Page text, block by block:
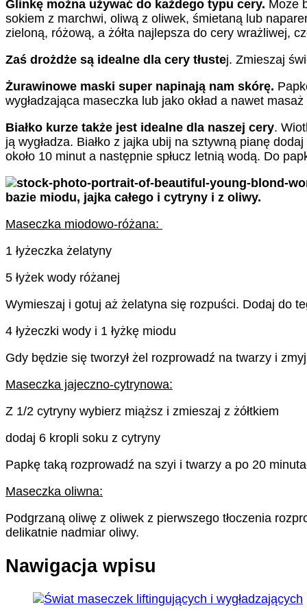
Glinkę można używać do każdego typu cery. Może
sokiem z marchwi, oliwą z oliwek, śmietaną lub
zieloną, różową, a żółta najlepsza do cery wrażliwej,
Zaś drożdże są idealne dla cery tłustej. Zmieszaj
Żurawinowe maski super napinają nam skórę.
wygładzająca maseczka lub jako okład a nawet
Białko kurze także jest idealne dla naszej cery.
ją wygładza. Białko z jajka ubij na sztywną pianę
około 10 minut a następnie spłucz letnią wodą. Do
bazie miodu, jajka całego i cytryny i z oliwy.
Maseczka miodowo-różana:
1 łyżeczka żelatyny
5 łyżek wody różanej
Wymieszaj i gotuj aż żelatyna się rozpuści. Dodaj do
4 łyżeczki wody i 1 łyżkę miodu
Gdy będzie się tworzył żel rozprowadź na twarzy i
Maseczka jajeczno-cytrynowa:
Z 1/2 cytryny wybierz miąższ i zmieszaj z żółtkiem
dodaj 6 kropli soku z cytryny
Papkę taką rozprowadź na szyi i twarzy a po 20
Maseczka oliwna:
Podgrzaną oliwę z oliwek z pierwszego tłoczenia
delikatnie nadmiar oliwy.
Nawigacja wpisu